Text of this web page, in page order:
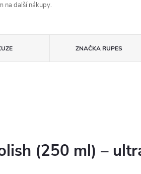
na další nákupy.
ZNAČKARUPES
(250 ml) –